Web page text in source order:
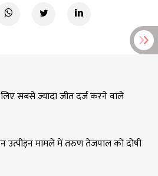
सबसे ज्यादा जीत दर्ज करने वाले
उत्पीड़न मामले में तरुण तेजपाल को दोषी